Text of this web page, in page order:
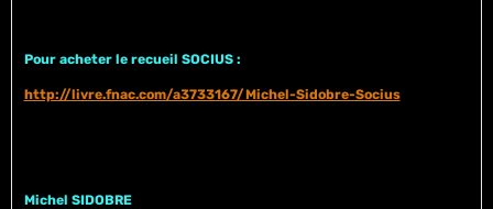
Pour acheter le recueil SOCIUS :
http://livre.fnac.com/a3733167/Michel-Sidobre-Socius
Michel SIDOBRE